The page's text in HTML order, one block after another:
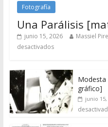
Fotografía
Una Parálisis
junio 15, 2026 Massiel
desactivados
Modesta
gráfico]
junio 15,